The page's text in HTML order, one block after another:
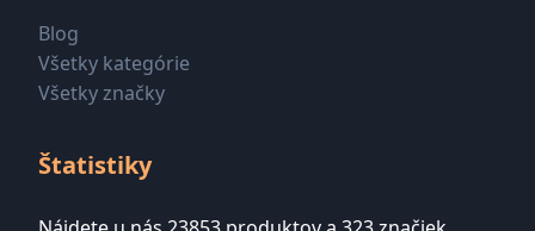
Blog
Všetky kategórie
Všetky značky
Štatistiky